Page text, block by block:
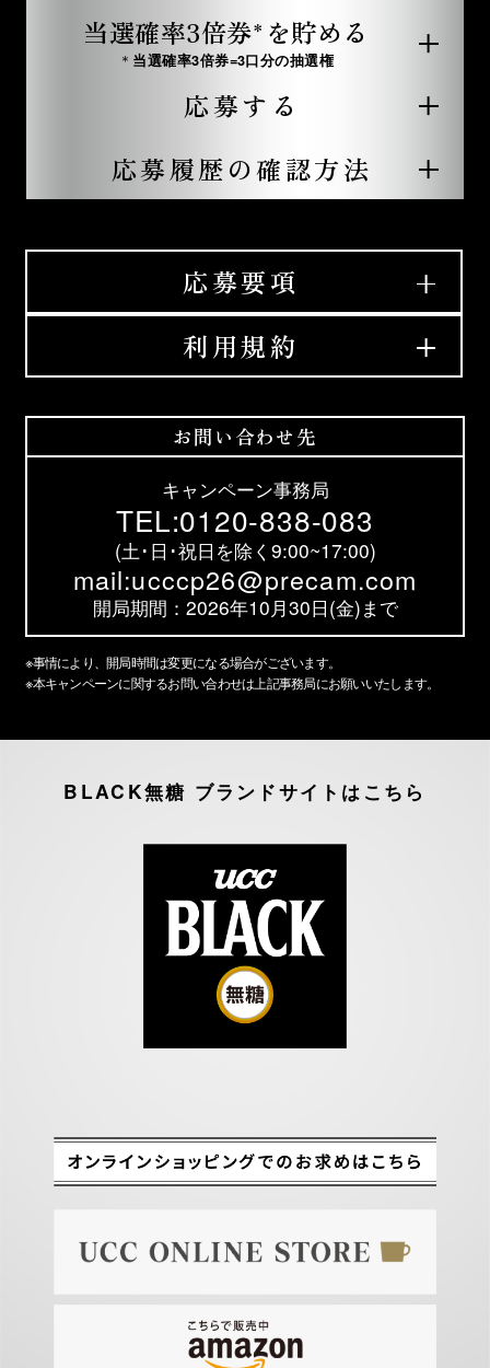
当選確率3倍券＊ を貯める
＊ 当選確率3倍券=3口分の抽選権
応募する
応募履歴の確認方法
応募要項
利用規約
お問い合わせ先
キャンペーン事務局
TEL:0120-838-083
(土･日･祝日を除く9:00~17:00)
mail:ucccp26@precam.com
開局期間：2026年10月30日(金)まで
※事情により、開局時間は変更になる場合がございます。
※本キャンペーンに関するお問い合わせは上記事務局にお願いいたします。
BLACK無糖 ブランドサイトはこちら